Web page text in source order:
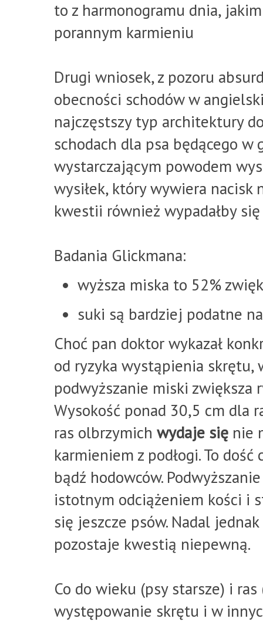
to z harmonogramu dnia,
porannym karmieniu
Drugi wniosek, z pozoru
obecności schodów w
najczęstszy typ architektury
schodach dla psa będącego w
wystarczającym powodem
wysiłek, który wywiera nacisk
kwestii również wypadałby
Badania Glickmana:
wyższa miska to 52%
suki są bardziej podatne
Choć pan doktor wykazał
od ryzyka wystąpienia
podwyższanie miski
Wysokość ponad 30,5 cm dla
ras olbrzymich wydaje się nie
karmieniem z podłogi. To
bądź hodowców.
istotnym odciążeniem kości i
się jeszcze psów. Nadal
pozostaje kwestią niepewną.
Co do wieku (psy starsze) i
występowanie skrętu i w